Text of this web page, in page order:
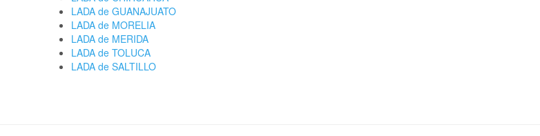
LADA de GUANAJUATO
LADA de MORELIA
LADA de MERIDA
LADA de TOLUCA
LADA de SALTILLO